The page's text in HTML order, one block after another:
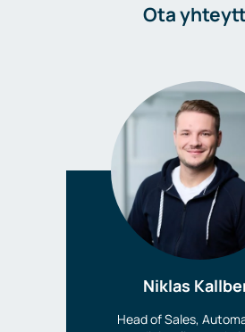
Ota
Niklas
Head of Sales,